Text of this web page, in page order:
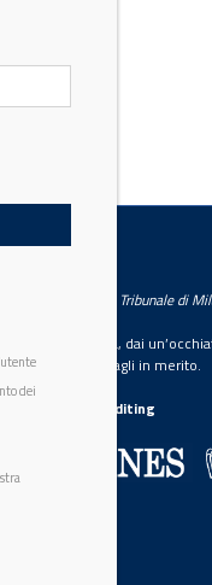
registrata presso il Tribunale di
inserzionista, dai
per maggiori dettagli in merito.
CSST WebAuditing
a:
dei